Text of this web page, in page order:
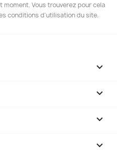
moment. Vous trouverez pour cela
conditions d'utilisation du site.



keyboard_arrow_down